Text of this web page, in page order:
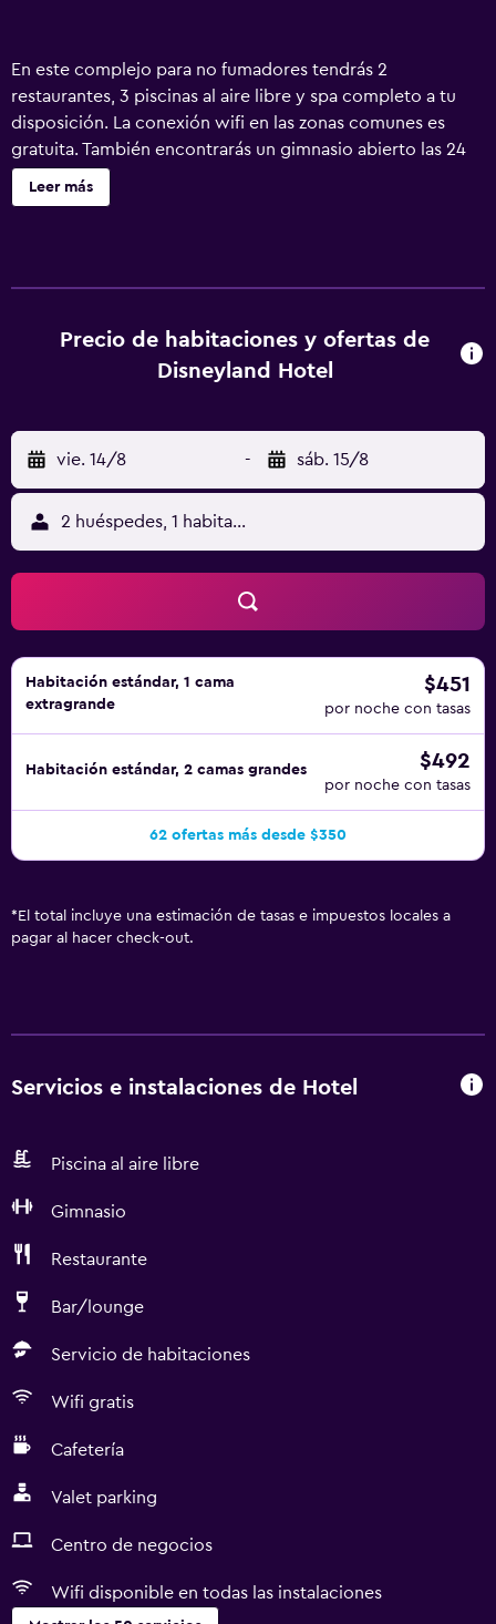
En este complejo para no fumadores tendrás 2
restaurantes, 3 piscinas al aire libre y spa completo a tu
disposición. La conexión wifi en las zonas comunes es
gratuita. También encontrarás un gimnasio abierto las 24
horas, un bar o lounge y un bar junto a la piscina.
Disneyland Hotel ofrece 973 alojamientos con caja fuerte
equipados con ducha y bañera combinadas y artículos de
higiene personal gratuitos. Este complejo en Anaheim
ofrece servicio de limpieza todos los días y es posible
solicitar microondas. En el alojamiento hay 3 piscinas al
aire libre además de piscina infantil. Otros servicios de
ocio y esparcimiento incluyen un tobogán acuático, una
bañera de hidromasaje y gimnasio abierto las 24 horas. Se
pueden practicar las actividades de ocio y esparcimiento
que se indican más abajo en las instalaciones o cerca del
alojamiento (es posible que se aplique un recargo).
Leer más
Precio de habitaciones y ofertas de
Disneyland Hotel
vie. 14/8 - sáb. 15/8
2 huéspedes, 1 habitación
Habitación estándar, 1 cama
extragrande
$451
por noche con tasas
Habitación estándar, 2 camas grandes $492
por noche con tasas
62 ofertas más desde $350
* El total incluye una estimación de tasas e impuestos locales a
pagar al hacer check-out.
Servicios e instalaciones de Hotel
Piscina al aire libre
Gimnasio
Restaurante
Bar/lounge
Servicio de habitaciones
Wifi gratis
Cafetería
Valet parking
Centro de negocios
Wifi disponible en todas las instalaciones